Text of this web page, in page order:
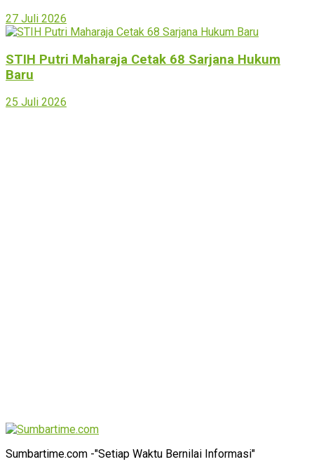
27 Juli 2026
STIH Putri Maharaja Cetak 68 Sarjana Hukum
Baru
25 Juli 2026
Sumbartime.com -"Setiap Waktu Bernilai Informasi"